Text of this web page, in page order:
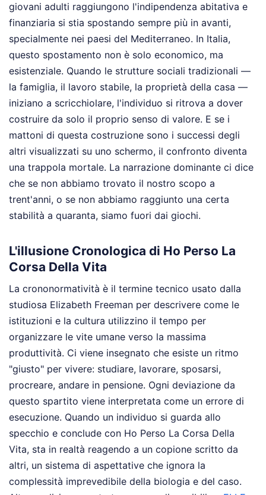
giovani adulti raggiungono l'indipendenza abitativa e
finanziaria si stia spostando sempre più in avanti,
specialmente nei paesi del Mediterraneo. In Italia,
questo spostamento non è solo economico, ma
esistenziale. Quando le strutture sociali tradizionali —
la famiglia, il lavoro stabile, la proprietà della casa —
iniziano a scricchiolare, l'individuo si ritrova a dover
costruire da solo il proprio senso di valore. E se i
mattoni di questa costruzione sono i successi degli
altri visualizzati su uno schermo, il confronto diventa
una trappola mortale. La narrazione dominante ci dice
che se non abbiamo trovato il nostro scopo a
trent'anni, o se non abbiamo raggiunto una certa
stabilità a quaranta, siamo fuori dai giochi.
L'illusione Cronologica di Ho Perso La
Corsa Della Vita
La crononormatività è il termine tecnico usato dalla
studiosa Elizabeth Freeman per descrivere come le
istituzioni e la cultura utilizzino il tempo per
organizzare le vite umane verso la massima
produttività. Ci viene insegnato che esiste un ritmo
"giusto" per vivere: studiare, lavorare, sposarsi,
procreare, andare in pensione. Ogni deviazione da
questo spartito viene interpretata come un errore di
esecuzione. Quando un individuo si guarda allo
specchio e conclude con Ho Perso La Corsa Della
Vita, sta in realtà reagendo a un copione scritto da
altri, un sistema di aspettative che ignora la
complessità imprevedibile della biologia e del caso.